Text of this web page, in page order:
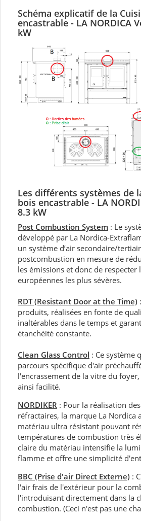
Schéma explicatif de la
encastrable - LA NORDICA
kW
Les différents systèmes de
bois encastrable - LA
8.3 kW
Post Combustion System : Le
développé par La Nordica-
un système d’air secondaire/
postcombustion en mesure de
les émissions et donc de respecter
européennes les plus sévères.
RDT (Resistant Door at the Time)
produits, réalisées en fonte de
inaltérables dans le temps et
étanchéité constante.
Clean Glass Control : Ce système
parcours spécifique d'air
l'encrassement de la vitre du
ainsi facilité.
NORDIKER : Pour la réalisation
réfractaires, la marque La Nordica
matériau ultra résistant pouvant
températures de combustion très
claire du matériau intensifie la
flamme et offre une simplicité
BBC (Prise d'air Direct Externe) :
l'air frais de l'extérieur pour la
l'introduisant directement dans la
combustion. (Ceci n'est pas une